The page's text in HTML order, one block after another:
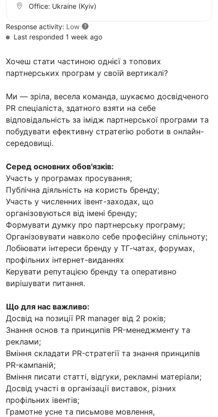
Хочеш стати частиною однієї з топових
партнерських програм у своїй вертикалі?
Ми — зріла, весела команда, шукаємо досвідченого
PR спеціаліста, здатного взяти на себе
відповідальність за імідж партнерської програми та
побудувати ефективну стратегію роботи в онлайн-
середовищі.
Серед основних обов'язків:
Участь у програмах просування;
Публічна діяльність на користь бренду;
Участь у численних івент-заходах, що
організовуються від імені бренду;
Формувати думку про партнерську програму;
Організовувати навколо себе професійну спільноту;
Лобіювати інтереси бренду у ТГ-чатах, форумах,
профільних інтернет-виданнях
Керувати репутацією бренду та оперативно
вирішувати питання.
Що для нас важливо:
Досвід на позиції PR manager від 2 років;
Знання основ та принципів PR-менеджменту та
реклами;
Вміння складати PR-стратегії та знання принципів
PR-кампаній;
Вміння писати статті, відгуки, рекламні матеріали;
Досвід участі в організації виставок, різних
профільних івентів;
Грамотне усне та письмове мовлення,
Office: Ukraine (Kyiv)
Response activity: Low
Last responded 1 week ago